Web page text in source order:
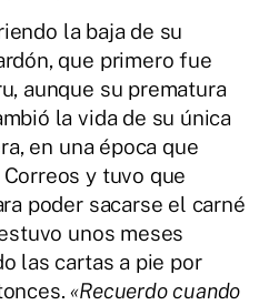
la baja de su
que primero fue
aunque su prematura
la vida de su única
en una época que
y tuvo que
poder sacarse el carné
unos meses
las cartas a pie por
«Recuerdo cuando